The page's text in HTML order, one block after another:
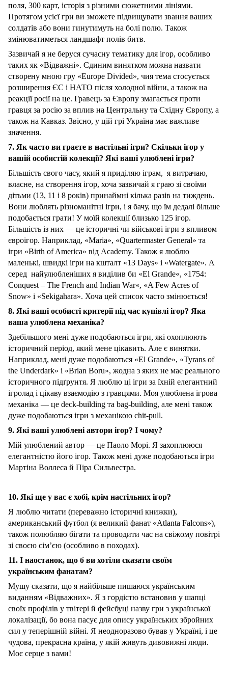
поля, 300 карт, історія з різними сюжетними лініями.
Протягом усієї гри ви зможете підвищувати звання ваших
солдатів або вони гинутимуть на болі полю. Також
змінюватиметься ландшафт полів битв.
Зазвичай я не беруся сучасну тематику для ігор, особливо
таких як «Відважні». Єдиним винятком можна назвати
створену мною гру «Europe Divided», чия тема стосується
розширення ЄС і НАТО після холодної війни, а також на
реакції росії на це. Гравець за Європу змагається проти
гравця за росію за вплив на Центральну та Східну Європу, а
також на Кавказ. Звісно, у цій грі Україна має важливе
значення.
7. Як часто ви граєте в настільні ігри? Скільки ігор у
вашій особистій колекції? Які ваші улюблені ігри?
Більшість свого часу, який я приділяю іграм, я витрачаю,
власне, на створення ігор, хоча зазвичай я граю зі своїми
дітьми (13, 11 і 8 років) принаймні кілька разів на тиждень.
Вони люблять різноманітні ігри, і я бачу, що їм дедалі більше
подобається грати! У моїй колекції близько 125 ігор.
Більшість із них — це історичні чи військові ігри з впливом
євроігор. Наприклад, «Maria», «Quartermaster General» та
ігри «Birth of America» від Academy. Також я люблю
маленькі, швидкі ігри на кшталт «13 Days» і «Watergate». А
серед найулюбленіших я виділив би «El Grande«, «1754:
Conquest – The French and Indian War«, «A Few Acres of
Snow» і «Sekigahara». Хоча цей список часто змінюється!
8. Які ваші особисті критерії під час купівлі ігор? Яка
ваша улюблена механіка?
Здебільшого мені дуже подобаються ігри, які охоплюють
історичний період, який мене цікавить. Але є винятки.
Наприклад, мені дуже подобаються «El Grande», «Tyrans of
the Underdark» і «Brian Boru», жодна з яких не має реального
історичного підґрунтя. Я люблю ці ігри за їхній елегантний
ігролад і цікаву взаємодію з гравцями. Моя улюблена ігрова
механіка — це deck-building та bag-building, але мені також
дуже подобаються ігри з механікою chit-pull.
9. Які ваші улюблені автори ігор? І чому?
Мій улюблений автор — це Паоло Морі. Я захоплююся
елегантністю його ігор. Також мені дуже подобаються ігри
Мартіна Воллеса й Піра Сильвестра.
10. Які ще у вас є хобі, крім настільних ігор?
Я люблю читати (переважно історичні книжки),
американський футбол (я великий фанат «Atlanta Falcons»),
також полюбляю бігати та проводити час на свіжому повітрі
зі своєю сім’єю (особливо в походах).
11. І наостанок, що б ви хотіли сказати своїм
українським фанатам?
Мушу сказати, що я найбільше пишаюся українським
виданням «Відважних». Я з гордістю встановив у шапці
своїх профілів у твітері й фейсбуці назву гри з української
локалізації, бо вона пасує для опису українських збройних
сил у теперішній війні. Я неодноразово бував у Україні, і це
чудова, прекрасна країна, у якій живуть дивовижні люди.
Моє серце з вами!